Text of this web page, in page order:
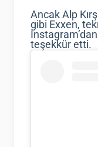
Ancak Alp
gibi Exxen,
teşekkür etti.